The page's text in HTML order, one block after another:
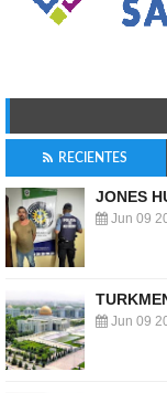
RECIENTES
JONES
Jun 09
Jun 09